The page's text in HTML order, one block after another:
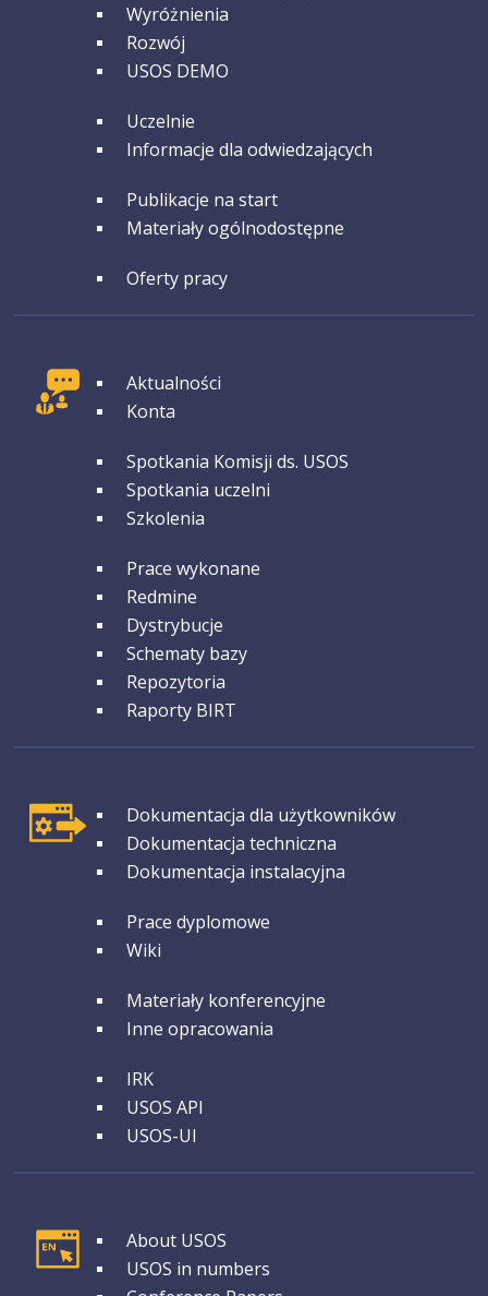
Wyróżnienia
Rozwój
USOS DEMO
GRUPA 3Uczelnie
Informacje dla odwiedzających
GRUPA 4Publikacje na start
Materiały ogólnodostępne
GRUPA 5Oferty pracy
GRUPA 1Aktualności
Konta
GRUPA 2Spotkania Komisji ds. USOS
Spotkania uczelni
Szkolenia
GRUPA 3Prace wykonane
Redmine
Dystrybucje
Schematy bazy
Repozytoria
Raporty BIRT
GRUPA 1Dokumentacja dla użytkowników
Dokumentacja techniczna
Dokumentacja instalacyjna
GRUPA 2Prace dyplomowe
Wiki
GRUPA 3Materiały konferencyjne
Inne opracowania
GRUPA 4
IRK
USOS API
USOS-UI
GRUPA 1About USOS
USOS in numbers